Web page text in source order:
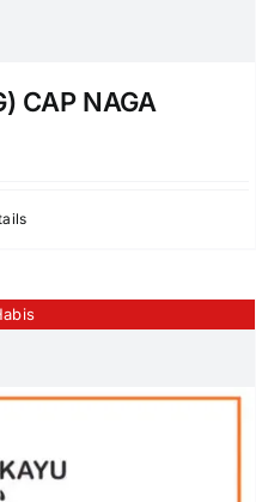
CAP NAGA